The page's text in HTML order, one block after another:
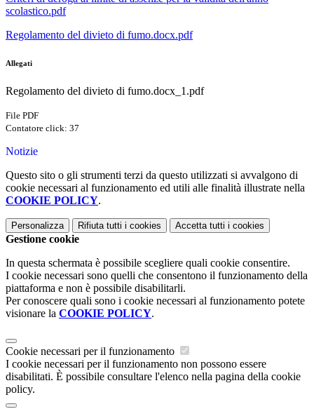
scolastico.pdf
Regolamento del divieto di fumo.docx.pdf
Allegati
Regolamento del divieto di fumo.docx_1.pdf
File PDF
Contatore click: 37
Notizie
Questo sito o gli strumenti terzi da questo utilizzati si avvalgono di
cookie necessari al funzionamento ed utili alle finalità illustrate nella
COOKIE POLICY.
Personalizza Rifiuta tutti i cookies Accetta tutti i cookies
Gestione cookie
In questa schermata è possibile scegliere quali cookie consentire.
I cookie necessari sono quelli che consentono il funzionamento della
piattaforma e non è possibile disabilitarli.
Per conoscere quali sono i cookie necessari al funzionamento potete
visionare la COOKIE POLICY.
Cookie necessari per il funzionamento
I cookie necessari per il funzionamento non possono essere
disabilitati. È possibile consultare l'elenco nella pagina della cookie
policy.